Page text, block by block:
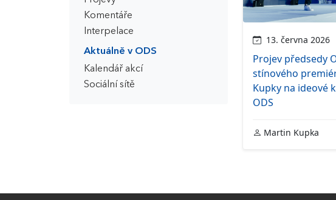
Komentáře
Interpelace
Aktuálně v ODS
Kalendář akcí
Sociální sítě
13. června 2026
Projev předsedy
stínového
Kupky na ideové
ODS
Martin Kupka